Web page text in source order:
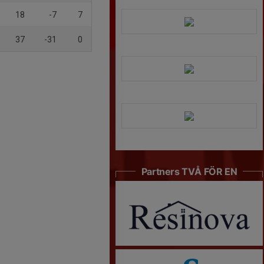
18 -7 7
37 -31 0
Partners TVÅ FÖR EN